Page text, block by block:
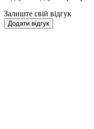
Залиште свій відгук
Додати відгук